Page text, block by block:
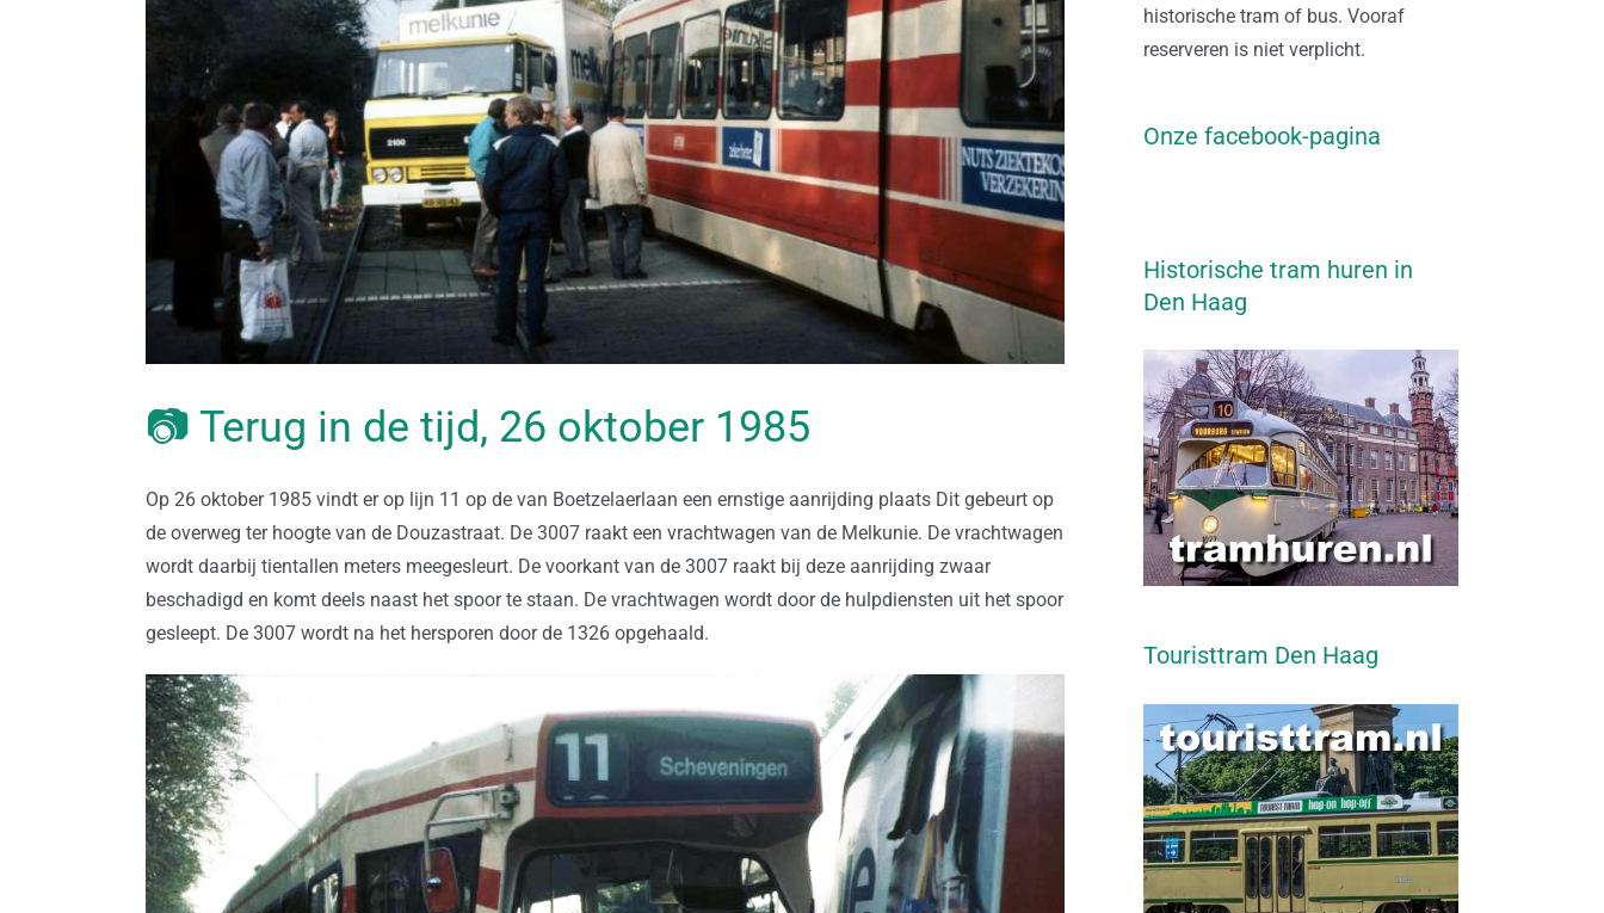
📷 Terug in de tijd, 26 oktober 1985
Op 26 oktober 1985 vindt er op lijn 11 op de van Boetzelaerlaan een ernstige aanrijding plaats Dit gebeurt op
de overweg ter hoogte van de Douzastraat. De 3007 raakt een vrachtwagen van de Melkunie. De vrachtwagen
wordt daarbij tientallen meters meegesleurt. De voorkant van de 3007 raakt bij deze aanrijding zwaar
beschadigd en komt deels naast het spoor te staan. De vrachtwagen wordt door de hulpdiensten uit het spoor
gesleept. De 3007 wordt na het hersporen door de 1326 opgehaald.
historische tram of bus. Vooraf
reserveren is niet verplicht.
Onze facebook-pagina
Historische tram huren in
Den Haag
Touristtram Den Haag